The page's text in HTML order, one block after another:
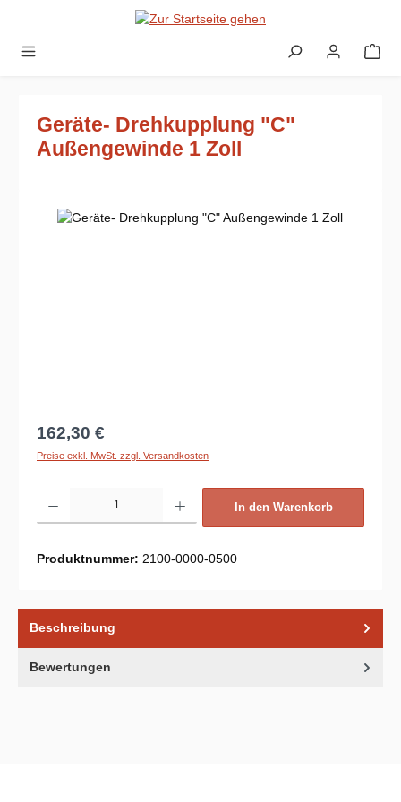
Zum Hauptinhalt springen
Geräte- Drehkupplung "C"
Außengewinde 1 Zoll
Bildergalerie überspringen
Regulärer Preis:
162,30 €
Preise exkl. MwSt. zzgl. Versandkosten
In den Warenkorb
Produktnummer: 2100-0000-0500
Beschreibung
Bewertungen